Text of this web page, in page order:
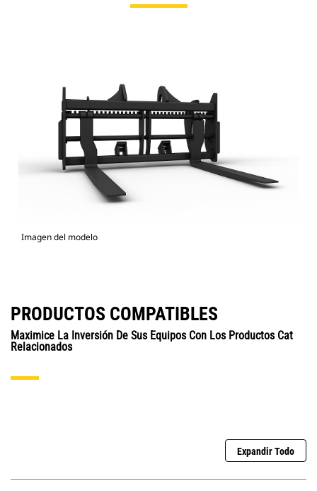
Imagen del modelo
PRODUCTOS COMPATIBLES
Maximice La Inversión De Sus Equipos Con Los Productos Cat
Relacionados
Expandir Todo